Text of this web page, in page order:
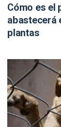
Cómo es el
abastecerá
plantas